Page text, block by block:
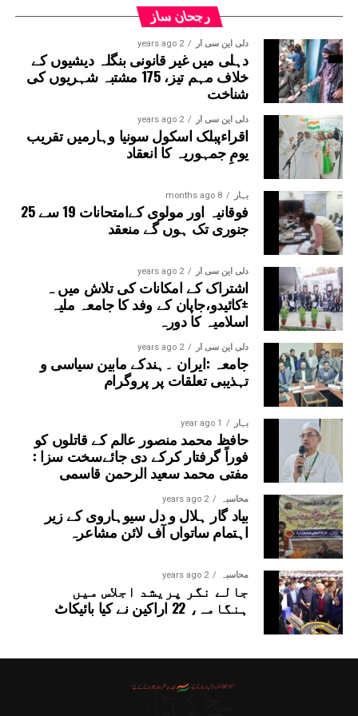
قانون ساز پارٹی کے چیف وہپ سنجیو جھا کی قیادت میں،
حکومت کے خلاف نعرے لگائے۔
رجحان ساز
دلی این سی آر 2 years ago
دہلی میں غیر قانونی بنگلہ دیشیوں کے
خلاف مہم تیز، 175 مشتبہ شہریوں کی
شناخت
دلی این سی آر 2 years ago
اقراءپبلک اسکول سونیا وہارمیں تقریب
یومِ جمہوریہ کا انعقاد
بہار 8 months ago
فوقانیہ اور مولوی کےامتحانات 19 سے 25
جنوری تک ہوں گے منعقد
دلی این سی آر 2 years ago
اشتراک کے امکانات کی تلاش میں ہ
±کائیدو،جاپان کے وفد کا جامعہ ملیہ
اسلامیہ کا دورہ
دلی این سی آر 2 years ago
جامعہ :ایران ۔ہندکے مابین سیاسی و
تہذیبی تعلقات پر پروگرام
بہار 1 year ago
حافظ محمد منصور عالم کے قاتلوں کو
فوراً گرفتار کرکے دی جائےسخت سزا :
مفتی محمد سعید الرحمن قاسمی
محاسبہ 2 years ago
بیاد گار ہلال و دل سیوہاروی کے زیر
اہتمام ساتواں آف لائن مشاعرہ
محاسبہ 2 years ago
جالے نگر پریشد اجلاس میں
ہنگامہ، 22 اراکین نے کیا بائیکاٹ